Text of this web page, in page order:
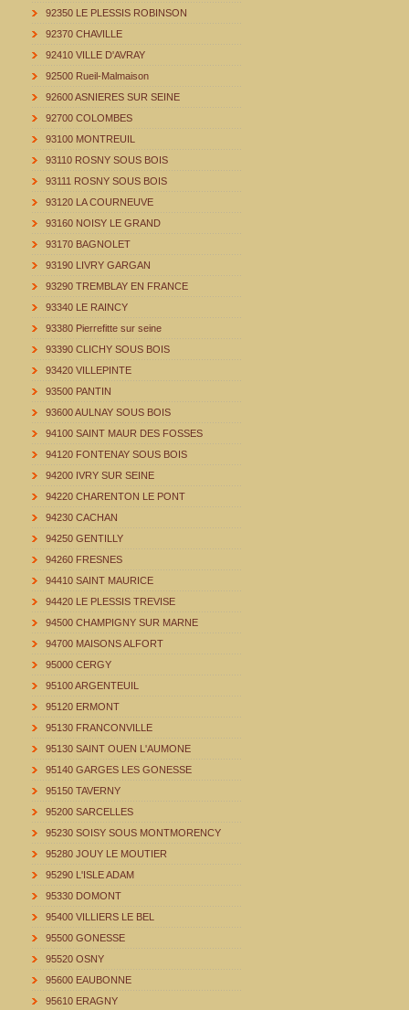
92350 LE PLESSIS ROBINSON
92370 CHAVILLE
92410 VILLE D'AVRAY
92500 Rueil-Malmaison
92600 ASNIERES SUR SEINE
92700 COLOMBES
93100 MONTREUIL
93110 ROSNY SOUS BOIS
93111 ROSNY SOUS BOIS
93120 LA COURNEUVE
93160 NOISY LE GRAND
93170 BAGNOLET
93190 LIVRY GARGAN
93290 TREMBLAY EN FRANCE
93340 LE RAINCY
93380 Pierrefitte sur seine
93390 CLICHY SOUS BOIS
93420 VILLEPINTE
93500 PANTIN
93600 AULNAY SOUS BOIS
94100 SAINT MAUR DES FOSSES
94120 FONTENAY SOUS BOIS
94200 IVRY SUR SEINE
94220 CHARENTON LE PONT
94230 CACHAN
94250 GENTILLY
94260 FRESNES
94410 SAINT MAURICE
94420 LE PLESSIS TREVISE
94500 CHAMPIGNY SUR MARNE
94700 MAISONS ALFORT
95000 CERGY
95100 ARGENTEUIL
95120 ERMONT
95130 FRANCONVILLE
95130 SAINT OUEN L'AUMONE
95140 GARGES LES GONESSE
95150 TAVERNY
95200 SARCELLES
95230 SOISY SOUS MONTMORENCY
95280 JOUY LE MOUTIER
95290 L'ISLE ADAM
95330 DOMONT
95400 VILLIERS LE BEL
95500 GONESSE
95520 OSNY
95600 EAUBONNE
95610 ERAGNY